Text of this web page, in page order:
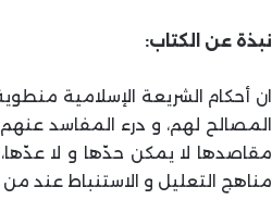
نبذة عن الكتاب:
ان أحكام الشريعة الإسلامية
المصالح لهم، و درء المفاسد
مقاصدها لا يمكن حدّها و لا
مناهج التعليل و الاستنباط عند